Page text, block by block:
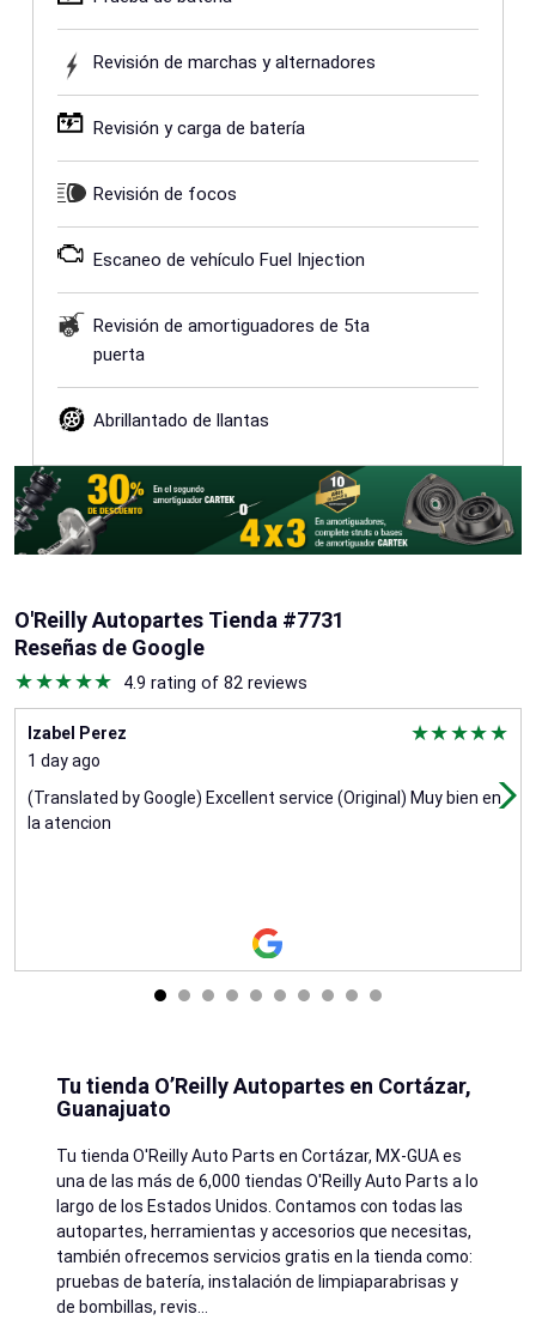
Revisión de marchas y alternadores
Revisión y carga de batería
Revisión de focos
Escaneo de vehículo Fuel Injection
Revisión de amortiguadores de 5ta
puerta
Abrillantado de llantas
O'Reilly Autopartes Tienda #7731
Reseñas de Google
4.9 rating of 82 reviews
Izabel Perez
1 day ago
(Translated by Google) Excellent service (Original) Muy bien en
la atencion
Tu tienda O’Reilly Autopartes en Cortázar,
Guanajuato
Tu tienda O'Reilly Auto Parts en Cortázar, MX-GUA es
una de las más de 6,000 tiendas O'Reilly Auto Parts a lo
largo de los Estados Unidos. Contamos con todas las
autopartes, herramientas y accesorios que necesitas,
también ofrecemos servicios gratis en la tienda como:
pruebas de batería, instalación de limpiaparabrisas y
de bombillas, revis...